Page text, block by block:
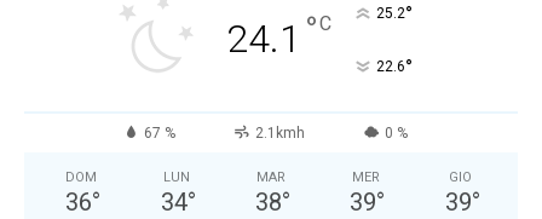
24.1 °C 25.2°
22.6°
67 % 2.1kmh 0 %
DOM
36°
LUN
34°
MAR
38°
MER
39°
GIO
39°